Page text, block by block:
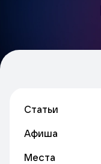
Статьи
Афиша
Места